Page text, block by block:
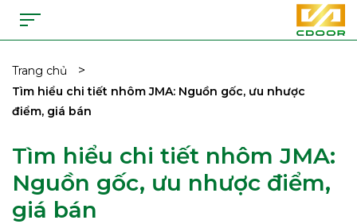
Trang chủ >
Tìm hiểu chi tiết nhôm JMA: Nguồn gốc, ưu nhược
điểm, giá bán
Tìm hiểu chi tiết nhôm JMA:
Nguồn gốc, ưu nhược điểm,
giá bán